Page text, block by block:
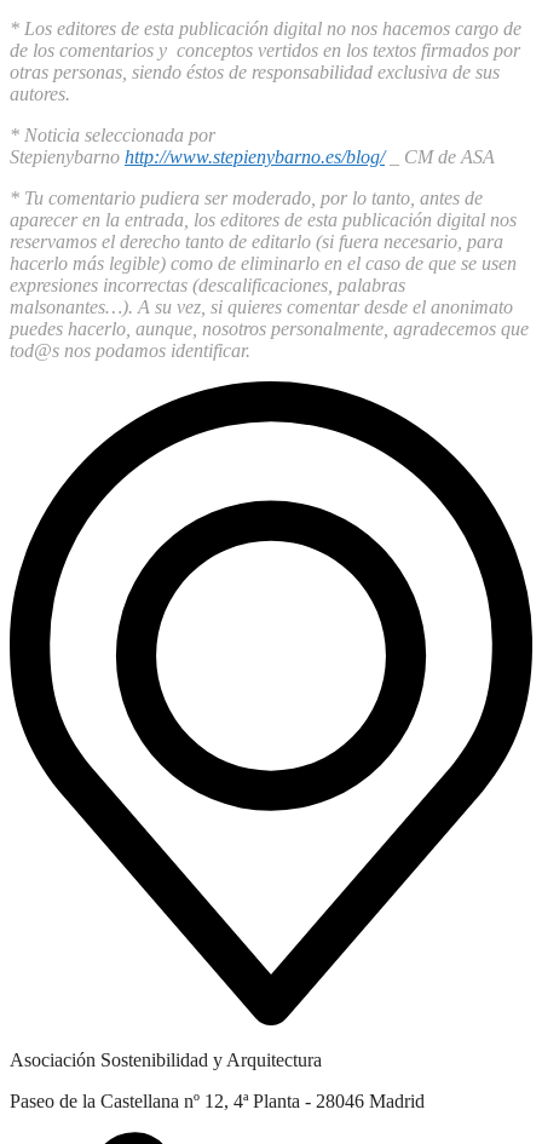
* Los editores de esta publicación digital no nos hacemos cargo de
de los comentarios y conceptos vertidos en los textos firmados por
otras personas, siendo éstos de responsabilidad exclusiva de sus
autores.
* Noticia seleccionada por
Stepienybarno http://www.stepienybarno.es/blog/
_ CM de ASA
* Tu comentario pudiera ser moderado, por lo tanto, antes de
aparecer en la entrada, los editores de esta publicación digital nos
reservamos el derecho tanto de editarlo (si fuera necesario, para
hacerlo más legible) como de eliminarlo en el caso de que se usen
expresiones incorrectas (descalificaciones, palabras
malsonantes…). A su vez, si quieres comentar desde el anonimato
puedes hacerlo, aunque, nosotros personalmente, agradecemos que
tod@s nos podamos identificar.
Asociación Sostenibilidad y Arquitectura
Paseo de la Castellana nº 12, 4ª Planta - 28046 Madrid